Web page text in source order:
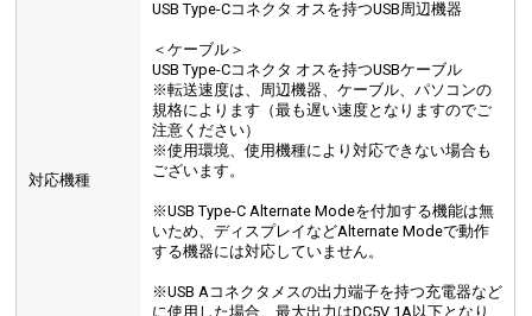
対応機種
USB Type-Cコネクタ オスを持つUSB周辺機器
＜ケーブル＞
USB Type-Cコネクタ オスを持つUSBケーブル
※転送速度は、周辺機器、ケーブル、パソコンの
規格によります（最も遅い速度となりますのでご
注意ください）
※使用環境、使用機種により対応できない場合も
ございます。
※USB Type-C Alternate Modeを付加する機能は無
いため、ディスプレイなどAlternate Modeで動作
する機器には対応していません。
※USB Aコネクタメスの出力端子を持つ充電器など
に使用した場合、最大出力はDC5V 1A以下となり